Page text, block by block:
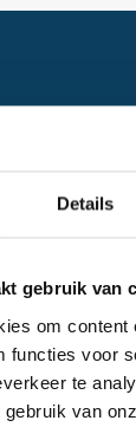
Details
gebruik van
om content
functies voor
te
van